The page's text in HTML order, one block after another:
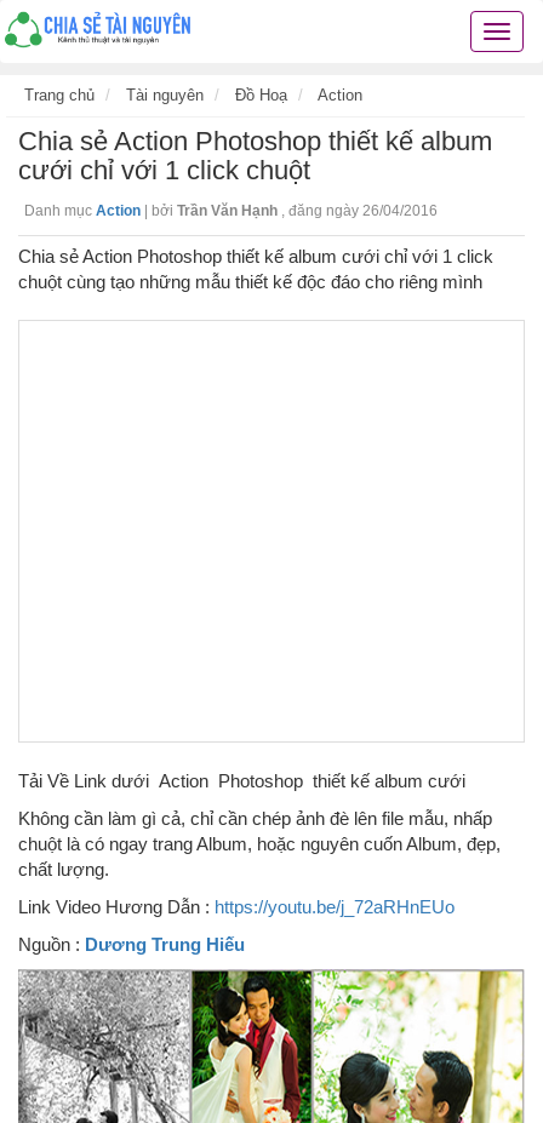
Chia
các
Trang chủ Tài nguyên Đồ Hoạ Action
Chia sẻ Action Photoshop thiết kế album
cưới chỉ với 1 click chuột
Danh mục Action bởi Trần Văn Hạnh , đăng ngày 26/04/2016
Chia sẻ Action Photoshop thiết kế album cưới chỉ với 1 click
chuột cùng tạo những mẫu thiết kế độc đáo cho riêng mình
Tải Về Link dưới Action Photoshop thiết kế album cưới
Không cần làm gì cả, chỉ cần chép ảnh đè lên file mẫu, nhấp
chuột là có ngay trang Album, hoặc nguyên cuốn Album, đẹp,
chất lượng.
Link Video Hương Dẫn : https://youtu.be/j_72aRHnEUo
Nguồn : Dương Trung Hiếu